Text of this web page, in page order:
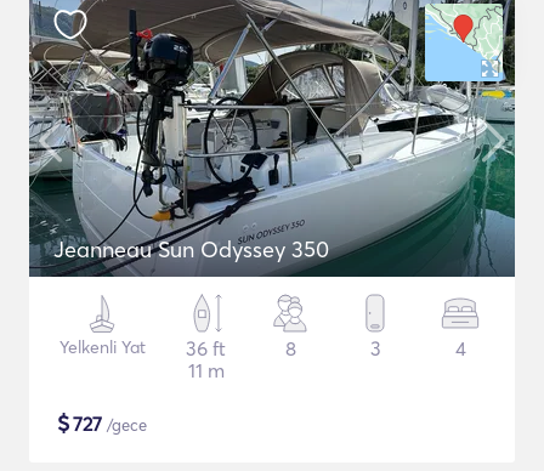
Jeanneau Sun Odyssey 350
Yelkenli Yat
36 ft
11 m
8 3 4
$727 /gece